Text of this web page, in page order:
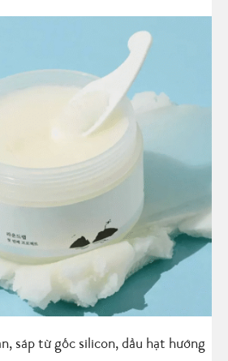
sáp từ gốc silicon, dầu hạt hướng